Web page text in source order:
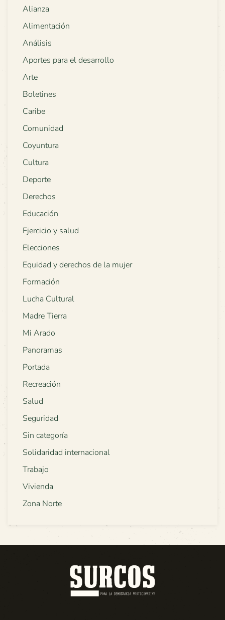
Alianza
Alimentación
Análisis
Aportes para el desarrollo
Arte
Boletines
Caribe
Comunidad
Coyuntura
Cultura
Deporte
Derechos
Educación
Ejercicio y salud
Elecciones
Equidad y derechos de la mujer
Formación
Lucha Cultural
Madre Tierra
Mi Arado
Panoramas
Portada
Recreación
Salud
Seguridad
Sin categoría
Solidaridad internacional
Trabajo
Vivienda
Zona Norte